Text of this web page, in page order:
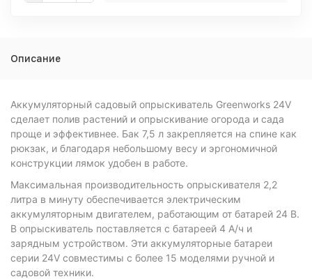
Описание
Аккумуляторный садовый опрыскиватель Greenworks 24V
сделает полив растений и опрыскивание огорода и сада
проще и эффективнее. Бак 7,5 л закрепляется на спине как
рюкзак, и благодаря небольшому весу и эргономичной
конструкции лямок удобен в работе.
Максимальная производительность опрыскивателя 2,2
литра в минуту обеспечивается электрическим
аккумуляторным двигателем, работающим от батарей 24 В.
В опрыскиватель поставляется с батареей 4 А/ч и
зарядным устройством. Эти аккумуляторные батареи
серии 24V совместимы с более 15 моделями ручной и
садовой техники.